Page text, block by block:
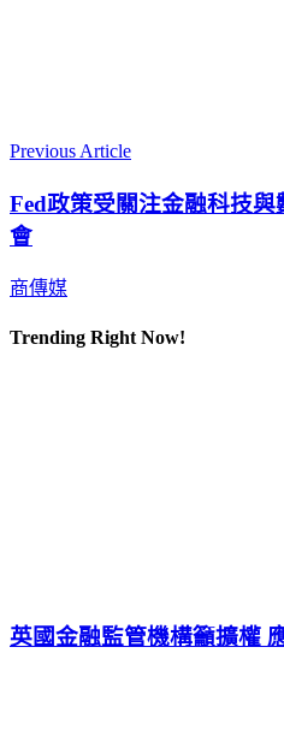
Previous Article
Fed政策受關注金融科技
會
商傳媒
Trending Right Now!
英國金融監管機構籲擴權